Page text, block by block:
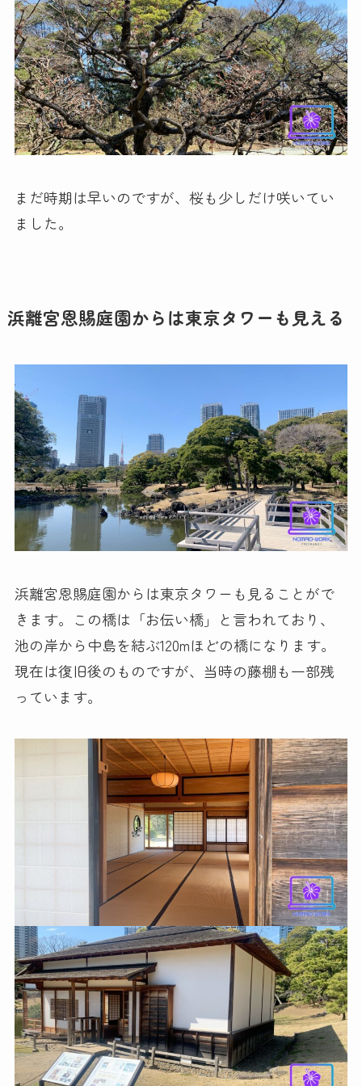
まだ時期は早いのですが、桜も少しだけ咲いてい
ました。
浜離宮恩賜庭園からは東京タワーも見える
浜離宮恩賜庭園からは東京タワーも見ることがで
きます。この橋は「お伝い橋」と言われており、
池の岸から中島を結ぶ120mほどの橋になります。
現在は復旧後のものですが、当時の藤棚も一部残
っています。